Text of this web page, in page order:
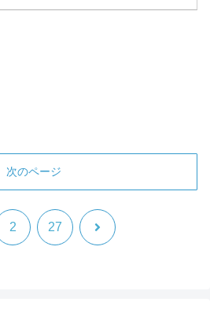
次のページ
2 27 次